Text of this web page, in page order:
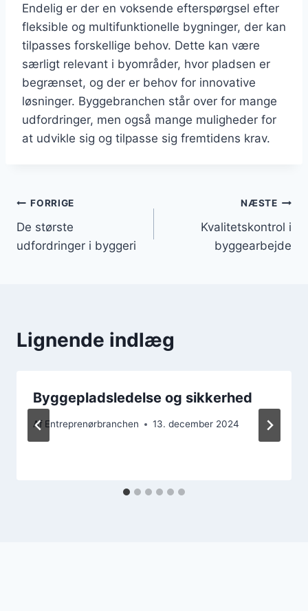
Endelig er der en voksende efterspørgsel efter
fleksible og multifunktionelle bygninger, der kan
tilpasses forskellige behov. Dette kan være
særligt relevant i byområder, hvor pladsen er
begrænset, og der er behov for innovative
løsninger. Byggebranchen står over for mange
udfordringer, men også mange muligheder for
at udvikle sig og tilpasse sig fremtidens krav.
Indlægsnavigation
FORRIGE
De største
udfordringer i byggeri
NÆSTE
Kvalitetskontrol i
byggearbejde
Lignende indlæg
Byggepladsledelse og sikkerhed
Af Entreprenørbranchen 13. december 2024